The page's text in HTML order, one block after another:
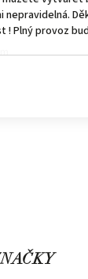
nepravidelná.
! Plný provoz